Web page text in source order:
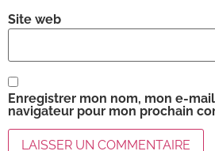
Site web
Enregistrer mon nom, mon e-
navigateur pour mon prochain